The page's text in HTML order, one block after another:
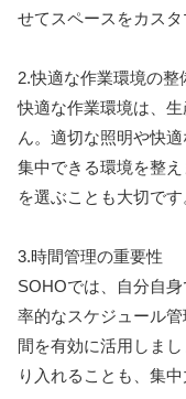
せてスペースをカスタ
2.快適な作業環境の整
快適な作業環境は、
ん。適切な照明や快
集中できる環境を整
を選ぶことも大切です
3.時間管理の重要性
SOHOでは、自分自
率的なスケジュール
間を有効に活用しま
り入れることも、集